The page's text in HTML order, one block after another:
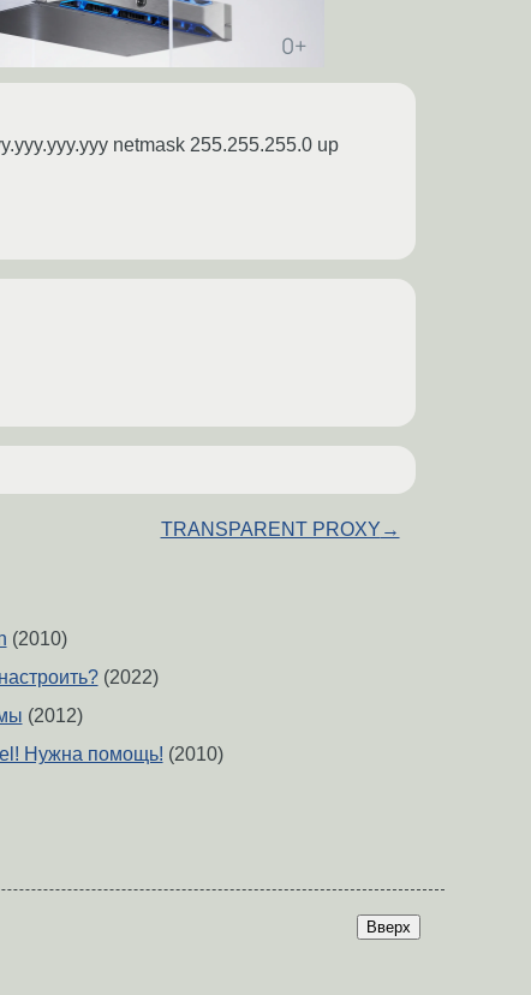
netmask 255.255.255.0 up
TRANSPARENT PROXY →
(2010)
(2022)
(2012)
Нужна помощь! (2010)
Вверх